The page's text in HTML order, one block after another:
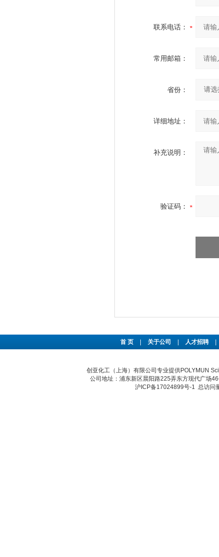
联系电话：
常用邮箱：
省份：
详细地址：
补充说明：
验证码：
首 页 关于公司 人才招聘
创亚化工（上海）有限公司专业提供POLYMUN
公司地址：浦东新区晨阳路225弄东方现代广场
沪ICP备17024899号-1 总访问